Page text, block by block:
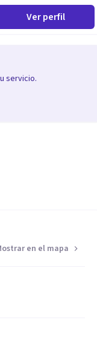
Ver perfil
servicio.
en el mapa